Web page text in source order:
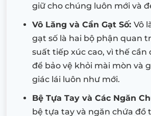
giữ cho chúng luôn mới và
Vô Lăng và Cần Gạt Số: Vô
gạt số là hai bộ phận quan
suất tiếp xúc cao, vì thế cần
để bảo vệ khỏi mài mòn và
giác lái luôn như mới.
Bệ Tựa Tay và Các Ngăn
bệ tựa tay và ngăn chứa đồ